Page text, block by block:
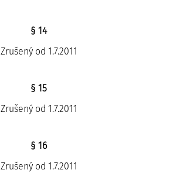
§ 14
Zrušený od 1.7.2011
§ 15
Zrušený od 1.7.2011
§ 16
Zrušený od 1.7.2011